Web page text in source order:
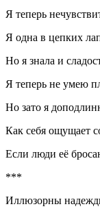
Я теперь
Я одна в цепких
Но я знала и
Я теперь не умею
Но зато я
Как себя ощущает
Если люди её
***
Иллюзорны